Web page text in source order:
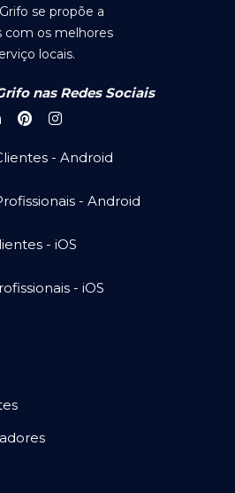
se propõe a
com os melhores
locais.
nas Redes Sociais
- Android
- Android
- iOS
- iOS